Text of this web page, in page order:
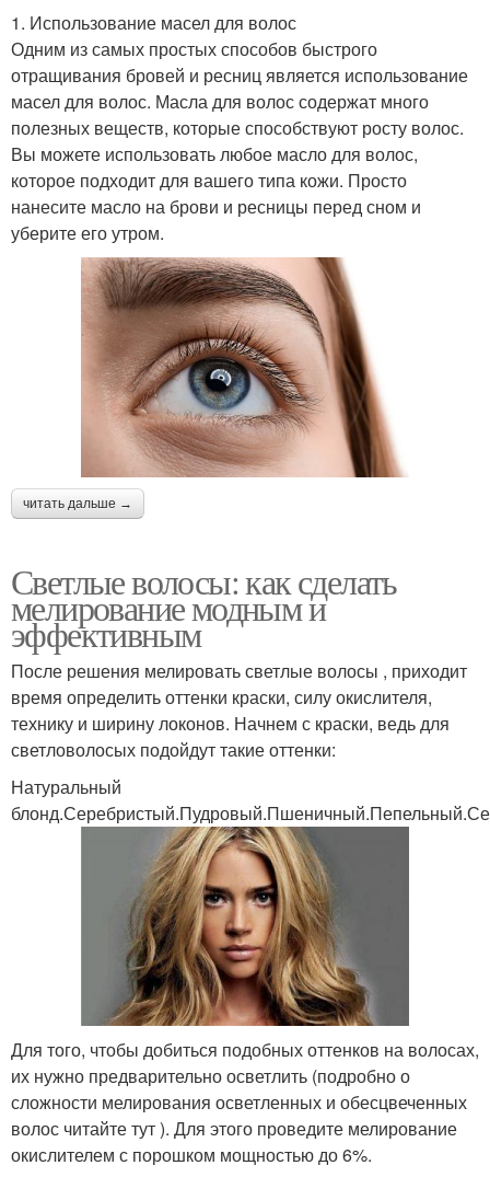
1. Использование масел для волос
Одним из самых простых способов быстрого
отращивания бровей и ресниц является использование
масел для волос. Масла для волос содержат много
полезных веществ, которые способствуют росту волос.
Вы можете использовать любое масло для волос,
которое подходит для вашего типа кожи. Просто
нанесите масло на брови и ресницы перед сном и
уберите его утром.
читать дальше →
Светлые волосы: как сделать
мелирование модным и
эффективным
После решения мелировать светлые волосы , приходит
время определить оттенки краски, силу окислителя,
технику и ширину локонов. Начнем с краски, ведь для
светловолосых подойдут такие оттенки:
Натуральный
Для того, чтобы добиться подобных оттенков на волосах,
их нужно предварительно осветлить (подробно о
сложности мелирования осветленных и обесцвеченных
волос читайте тут ). Для этого проведите мелирование
окислителем с порошком мощностью до 6%.